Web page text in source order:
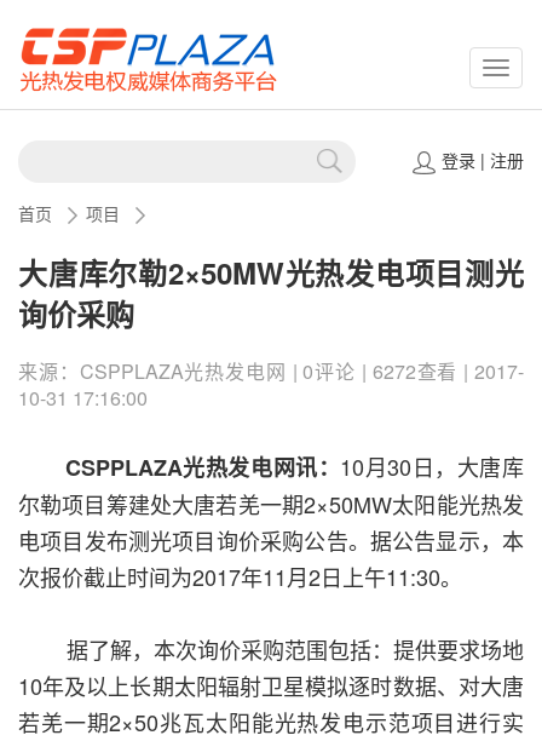
登录| 注册
首页 项目
大唐库尔勒2×50MW光热发电项目测光
询价采购
来源：CSPPLAZA光热发电网 | 0评论 | 6272查看 | 2017-
10-31 17:16:00
CSPPLAZA光热发电网讯： 10月30日，大唐库
尔勒项目筹建处大唐若羌一期2×50MW太阳能光热发
电项目发布测光项目询价采购公告。据公告显示，本
次报价截止时间为2017年11月2日上午11:30。
据了解，本次询价采购范围包括：提供要求场地
10年及以上长期太阳辐射卫星模拟逐时数据、对大唐
若羌一期2×50兆瓦太阳能光热发电示范项目进行实